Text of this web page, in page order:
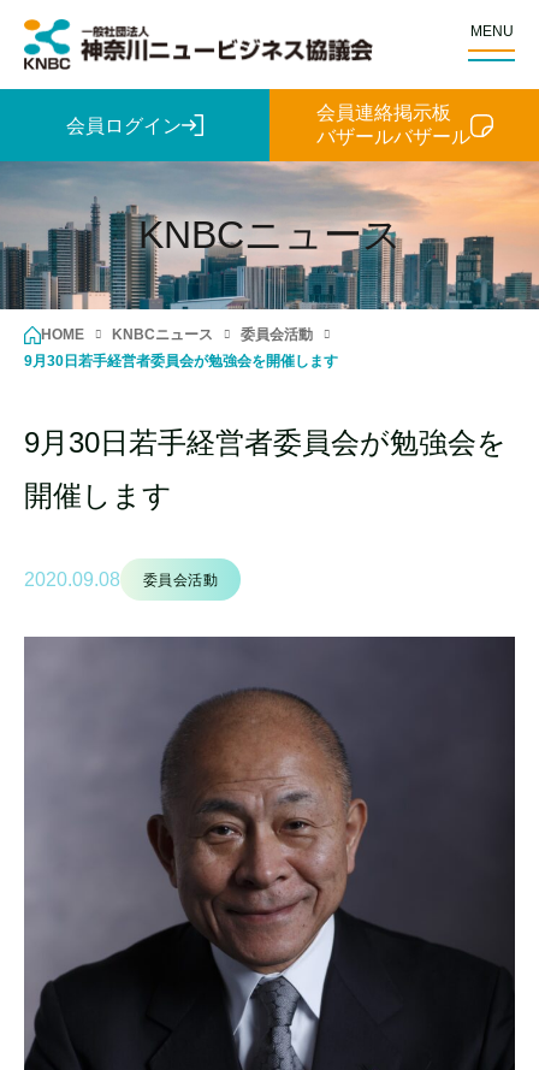
MENU
会員ログイン
会員連絡掲示板
バザールバザール
KNBCニュース
HOME KNBCニュース
委員会活動
9月30日若手経営者委員会が勉強会を開催します
9月30日若手経営者委員会が勉強会を
開催します
2020.09.08 委員会活動